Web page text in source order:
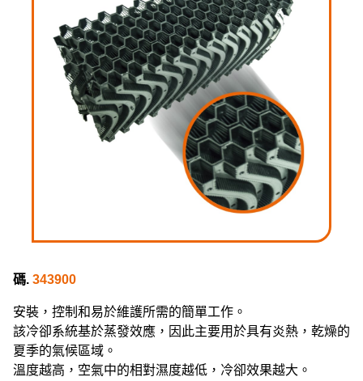
碼. 343900
安裝，控制和易於維護所需的簡單工作。
該冷卻系統基於蒸發效應，因此主要用於具有炎熱，乾燥的
夏季的氣候區域。
溫度越高，空氣中的相對濕度越低，冷卻效果越大。